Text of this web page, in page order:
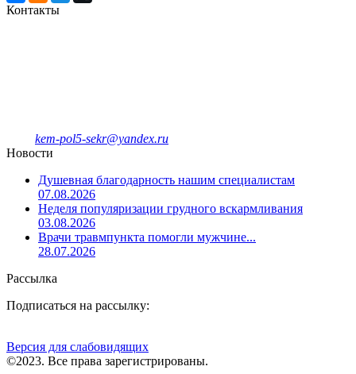
Контакты
kem-pol5-sekr@yandex.ru
Новости
Душевная благодарность нашим специалистам
07.08.2026
Неделя популяризации грудного вскармливания
03.08.2026
Врачи травмпункта помогли мужчине...
28.07.2026
Рассылка
Подписаться на рассылку:
Версия для слабовидящих
©2023. Все права зарегистрированы.